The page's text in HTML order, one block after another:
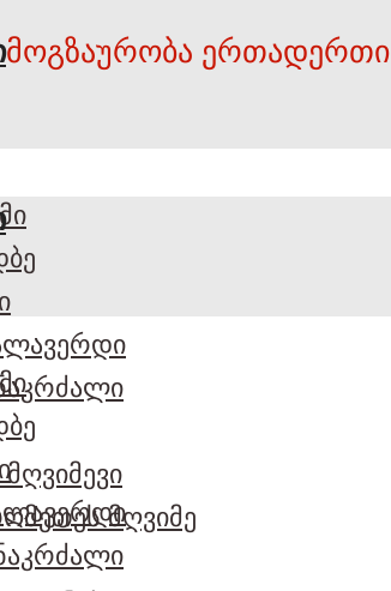
მოგზაურობა
მღვიმევი
მღვიმე